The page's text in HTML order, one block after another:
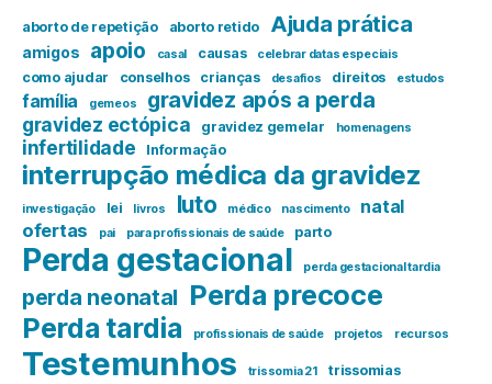
aborto de repetição aborto retido Ajuda prática
amigos apoio casal causas celebrar datas especiais
como ajudar conselhos crianças desafios direitos estudos
família gemeos gravidez após a perda
gravidez ectópica gravidez gemelar homenagens
infertilidade Informação
interrupção médica da gravidez
investigação lei livros luto médico nascimento natal
ofertas pai para profissionais de saúde parto
Perda gestacional perda gestacional tardia
perda neonatal Perda precoce
Perda tardia
profissionais de saúde projetos recursos
Testemunhos trissomia 21 trissomias